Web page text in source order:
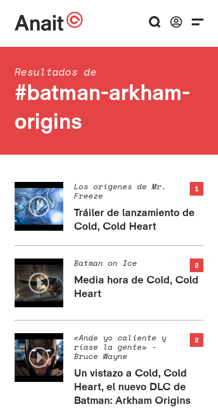
Resultados de
#batman-arkham-
origins
1
Los orígenes de Mr.
Freeze
Tráiler de lanzamiento de
Cold, Cold Heart
2
Batman on Ice
Media hora de Cold, Cold
Heart
2
«Ande yo caliente y
ríase la gente» -
Bruce Wayne
Un vistazo a Cold, Cold
Heart, el nuevo DLC de
Batman: Arkham Origins